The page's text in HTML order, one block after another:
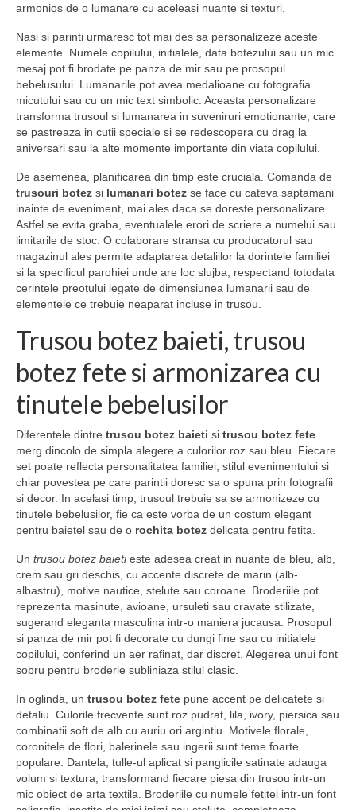
armonios de o lumanare cu aceleasi nuante si texturi.
Nasi si parinti urmaresc tot mai des sa personalizeze aceste
elemente. Numele copilului, initialele, data botezului sau un mic
mesaj pot fi brodate pe panza de mir sau pe prosopul
bebelusului. Lumanarile pot avea medalioane cu fotografia
micutului sau cu un mic text simbolic. Aceasta personalizare
transforma trusoul si lumanarea in suveniruri emotionante, care
se pastreaza in cutii speciale si se redescopera cu drag la
aniversari sau la alte momente importante din viata copilului.
De asemenea, planificarea din timp este cruciala. Comanda de
trusouri botez si lumanari botez se face cu cateva saptamani
inainte de eveniment, mai ales daca se doreste personalizare.
Astfel se evita graba, eventualele erori de scriere a numelui sau
limitarile de stoc. O colaborare stransa cu producatorul sau
magazinul ales permite adaptarea detaliilor la dorintele familiei
si la specificul parohiei unde are loc slujba, respectand totodata
cerintele preotului legate de dimensiunea lumanarii sau de
elementele ce trebuie neaparat incluse in trusou.
Trusou botez baieti, trusou
botez fete si armonizarea cu
tinutele bebelusilor
Diferentele dintre trusou botez baieti si trusou botez fete
merg dincolo de simpla alegere a culorilor roz sau bleu. Fiecare
set poate reflecta personalitatea familiei, stilul evenimentului si
chiar povestea pe care parintii doresc sa o spuna prin fotografii
si decor. In acelasi timp, trusoul trebuie sa se armonizeze cu
tinutele bebelusilor, fie ca este vorba de un costum elegant
pentru baietel sau de o rochita botez delicata pentru fetita.
Un trusou botez baietieste adesea creat in nuante de bleu, alb,
crem sau gri deschis, cu accente discrete de marin (alb-
albastru), motive nautice, stelute sau coroane. Broderiile pot
reprezenta masinute, avioane, ursuleti sau cravate stilizate,
sugerand eleganta masculina intr-o maniera jucausa. Prosopul
si panza de mir pot fi decorate cu dungi fine sau cu initialele
copilului, conferind un aer rafinat, dar discret. Alegerea unui font
sobru pentru broderie subliniaza stilul clasic.
In oglinda, un trusou botez fete pune accent pe delicatete si
detaliu. Culorile frecvente sunt roz pudrat, lila, ivory, piersica sau
combinatii soft de alb cu auriu ori argintiu. Motivele florale,
coronitele de flori, balerinele sau ingerii sunt teme foarte
populare. Dantela, tulle-ul aplicat si panglicile satinate adauga
volum si textura, transformand fiecare piesa din trusou intr-un
mic obiect de arta textila. Broderiile cu numele fetitei intr-un font